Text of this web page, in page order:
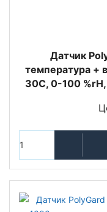
Датчик
температура +
30C, 0-100